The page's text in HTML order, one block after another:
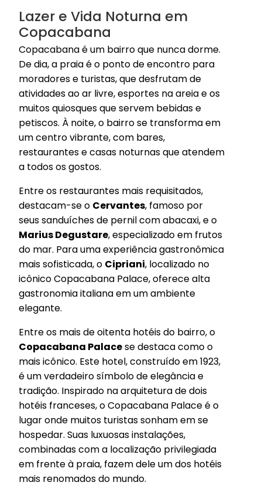
Lazer e Vida Noturna em
Copacabana
Copacabana é um bairro que nunca dorme.
De dia, a praia é o ponto de encontro para
moradores e turistas, que desfrutam de
atividades ao ar livre, esportes na areia e os
muitos quiosques que servem bebidas e
petiscos. À noite, o bairro se transforma em
um centro vibrante, com bares,
restaurantes e casas noturnas que atendem
a todos os gostos.
Entre os restaurantes mais requisitados,
destacam-se o Cervantes, famoso por
seus sanduíches de pernil com abacaxi, e o
Marius Degustare, especializado em frutos
do mar. Para uma experiência gastronômica
mais sofisticada, o Cipriani, localizado no
icônico Copacabana Palace, oferece alta
gastronomia italiana em um ambiente
elegante.
Entre os mais de oitenta hotéis do bairro, o
Copacabana Palacese destaca como o
mais icônico. Este hotel, construído em 1923,
é um verdadeiro símbolo de elegância e
tradição. Inspirado na arquitetura de dois
hotéis franceses, o Copacabana Palace é o
lugar onde muitos turistas sonham em se
hospedar. Suas luxuosas instalações,
combinadas com a localização privilegiada
em frente à praia, fazem dele um dos hotéis
mais renomados do mundo.